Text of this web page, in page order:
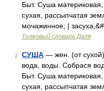
Быт. Суша
сухая, рассыпчатая
мочажинное; |
Толковый словарь Даля
2 СУША — жен. (от сухой)
вода, воды. Собрася
Быт. Суша
сухая, рассыпчатая